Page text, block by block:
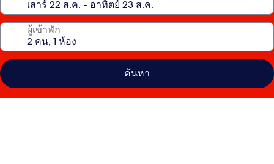
ผู้เข้าพัก
ค้นหา